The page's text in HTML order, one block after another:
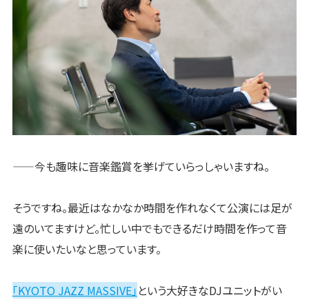
——今も趣味に音楽鑑賞を挙げていらっしゃいますね。
そうですね。最近はなかなか時間を作れなくて公演には足が
遠のいてますけど。忙しい中でもできるだけ時間を作って音
楽に使いたいなと思っています。
「KYOTO JAZZ MASSIVE」 という大好きなDJユニットがい